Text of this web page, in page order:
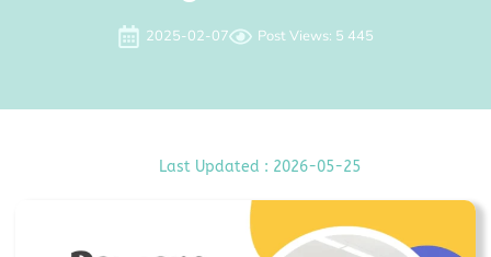
2025-02-07 Post Views: 5 445
Last Updated : 2026-05-25